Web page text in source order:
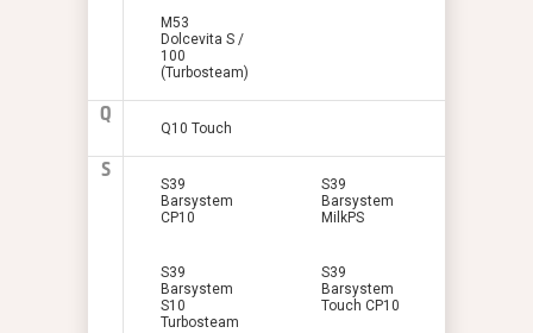
M53
Dolcevita S /
100
(Turbosteam)
Q
Q10 Touch
S
S39
Barsystem
CP10
S39
Barsystem
MilkPS
S39
Barsystem
S10
Turbosteam
S39
Barsystem
Touch CP10